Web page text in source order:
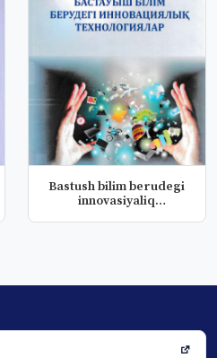
Bastush bilim berudegi
innovasiyaliq